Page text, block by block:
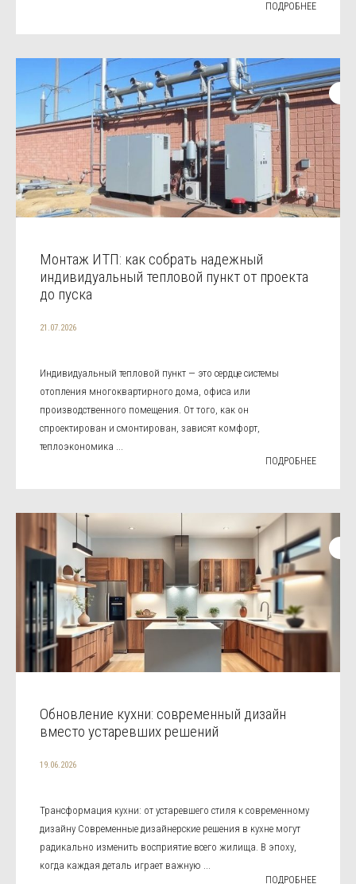
ПОДРОБНЕЕ
Монтаж ИТП: как собрать надежный
индивидуальный тепловой пункт от проекта
до пуска
21.07.2026
Индивидуальный тепловой пункт — это сердце системы
отопления многоквартирного дома, офиса или
производственного помещения. От того, как он
спроектирован и смонтирован, зависят комфорт,
теплоэкономика ...
ПОДРОБНЕЕ
Обновление кухни: современный дизайн
вместо устаревших решений
19.06.2026
Трансформация кухни: от устаревшего стиля к современному
дизайну Современные дизайнерские решения в кухне могут
радикально изменить восприятие всего жилища. В эпоху,
когда каждая деталь играет важную ...
ПОДРОБНЕЕ